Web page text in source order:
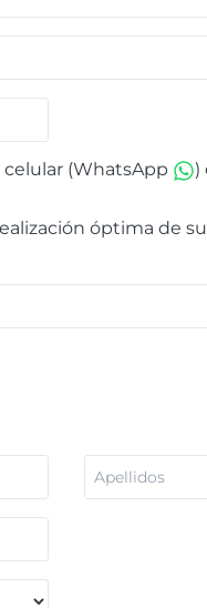
(WhatsApp
)
óptima de